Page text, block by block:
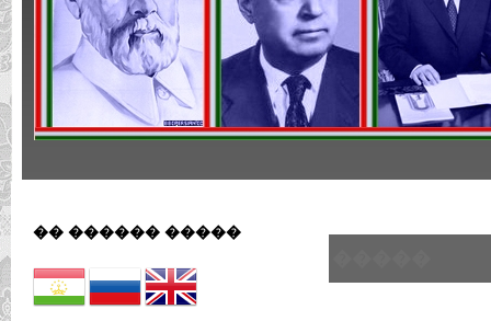
�� ������ �����